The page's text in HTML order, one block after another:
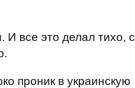
И все это делал тихо, с
проник в украинскую